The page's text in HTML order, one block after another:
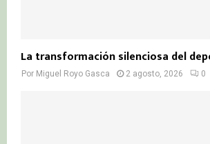
La transformación silenciosa del
Por Miguel Royo Gasca 2 agosto, 2026 0